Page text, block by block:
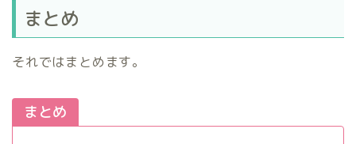
まとめ
それではまとめます。
まとめ